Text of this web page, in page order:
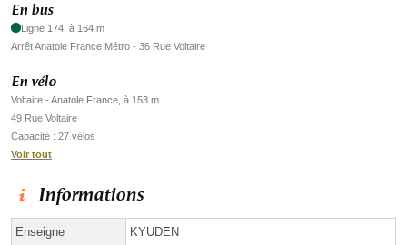
En bus
Ligne 174, à 164 m
Arrêt Anatole France Métro - 36 Rue Voltaire
En vélo
Voltaire - Anatole France, à 153 m
49 Rue Voltaire
Capacité : 27 vélos
Voir tout
Informations
Enseigne KYUDEN